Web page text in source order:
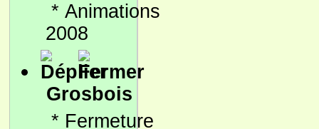
* Animations
2008
Grosbois
* Fermeture